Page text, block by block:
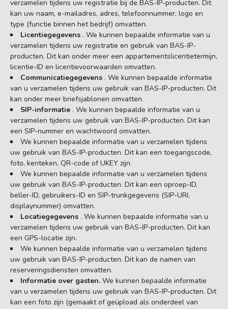
verzamelen tijdens uw registratie bij de BAS-IP-producten. Dit
kan uw naam, e-mailadres, adres, telefoonnummer, logo en
type (functie binnen het bedrijf) omvatten.
Licentiegegevens . We kunnen bepaalde informatie van u
verzamelen tijdens uw registratie en gebruik van BAS-IP-
producten. Dit kan onder meer een appartementslicentietermijn,
licentie-ID en licentievoorwaarden omvatten.
Communicatiegegevens . We kunnen bepaalde informatie
van u verzamelen tijdens uw gebruik van BAS-IP-producten. Dit
kan onder meer briefsjablonen omvatten.
SIP-informatie . We kunnen bepaalde informatie van u
verzamelen tijdens uw gebruik van BAS-IP-producten. Dit kan
een SIP-nummer en wachtwoord omvatten.
We kunnen bepaalde informatie van u verzamelen tijdens
uw gebruik van BAS-IP-producten. Dit kan een toegangscode,
foto, kenteken, QR-code of UKEY zijn.
We kunnen bepaalde informatie van u verzamelen tijdens
uw gebruik van BAS-IP-producten. Dit kan een oproep-ID,
beller-ID, gebruikers-ID en SIP-trunkgegevens (SIP-URI,
displaynummer) omvatten.
Locatiegegevens . We kunnen bepaalde informatie van u
verzamelen tijdens uw gebruik van BAS-IP-producten. Dit kan
een GPS-locatie zijn.
We kunnen bepaalde informatie van u verzamelen tijdens
uw gebruik van BAS-IP-producten. Dit kan de namen van
reserveringsdiensten omvatten.
Informatie over gasten. We kunnen bepaalde informatie
van u verzamelen tijdens uw gebruik van BAS-IP-producten. Dit
kan een foto zijn (gemaakt of geüpload als onderdeel van